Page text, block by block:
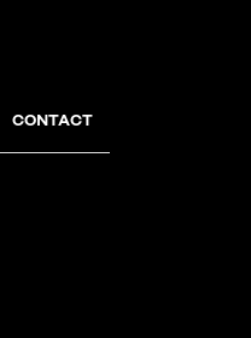
CONTACT